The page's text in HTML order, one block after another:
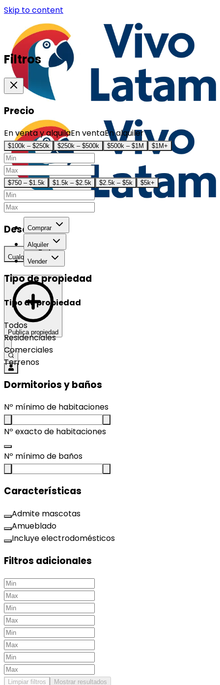
Skip to content
Comprar
Alquiler
Vender
Publica propiedad
Filtros
Precio
En venta y alquilaEn ventaEn alquiler
$100k – $250k $250k – $500k $500k – $1M $1M+
$750 – $1.5k $1.5k – $2.5k $2.5k – $5k $5k+
Desarrollo
Cualquier
Tipo de propiedad
Tipo de propiedad
Todos
Residenciales
Comerciales
Terrenos
Dormitorios y baños
Nº mínimo de habitaciones
Nº exacto de habitaciones
Nº mínimo de baños
Características
Admite mascotas
Amueblado
Incluye electrodomésticos
Filtros adicionales
Limpiar filtros Mostrar resultados